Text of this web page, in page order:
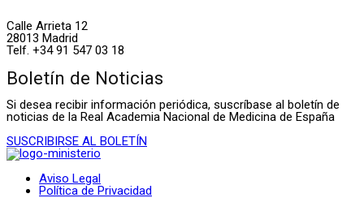
Calle Arrieta 12
28013 Madrid
Telf. +34 91 547 03 18
Boletín de Noticias
Si desea recibir información periódica, suscríbase al boletín de
noticias de la Real Academia Nacional de Medicina de España
SUSCRIBIRSE AL BOLETÍN
Aviso Legal
Política de Privacidad